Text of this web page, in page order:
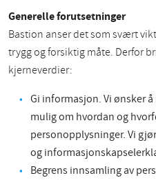
Generelle forutsetninger
Bastion anser det som svært
trygg og forsiktig måte. Derfor
kjerneverdier:
Gi informasjon. Vi ønsker
mulig om hvordan og
personopplysninger. Vi
og
Begrens innsamling av